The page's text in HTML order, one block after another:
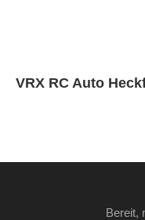
VRX RC Auto
Bereit,